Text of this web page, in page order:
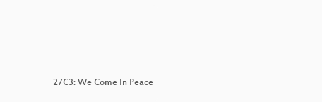
27C3: We Come In Peace